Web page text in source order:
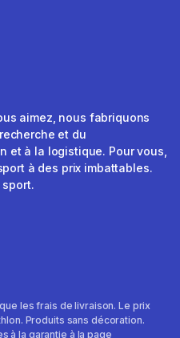
aimez, nous fabriquons
et du
et à la logistique. Pour vous,
à des prix imbattables.
sport.
les frais de livraison. Le prix
Produits sans décoration.
à la garantie à la page